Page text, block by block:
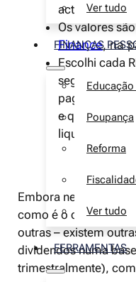
Ver tudo
FINANÇAS
Poupança
Reforma
Ver tudo
FERRAMENTAS
actualizados
Os valores
Finance, na
Escolhi cada
seguntes
pagamentos,
e qualidade
liquidez e
Embora nem todas
como é o caso da
outras – existem
dividendos numa
trimestralmente),